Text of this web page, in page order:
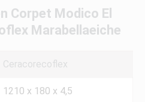
Corpet Modico El
Marabellaeiche
Ceracorecoflex
1210 x 180 x 4,5